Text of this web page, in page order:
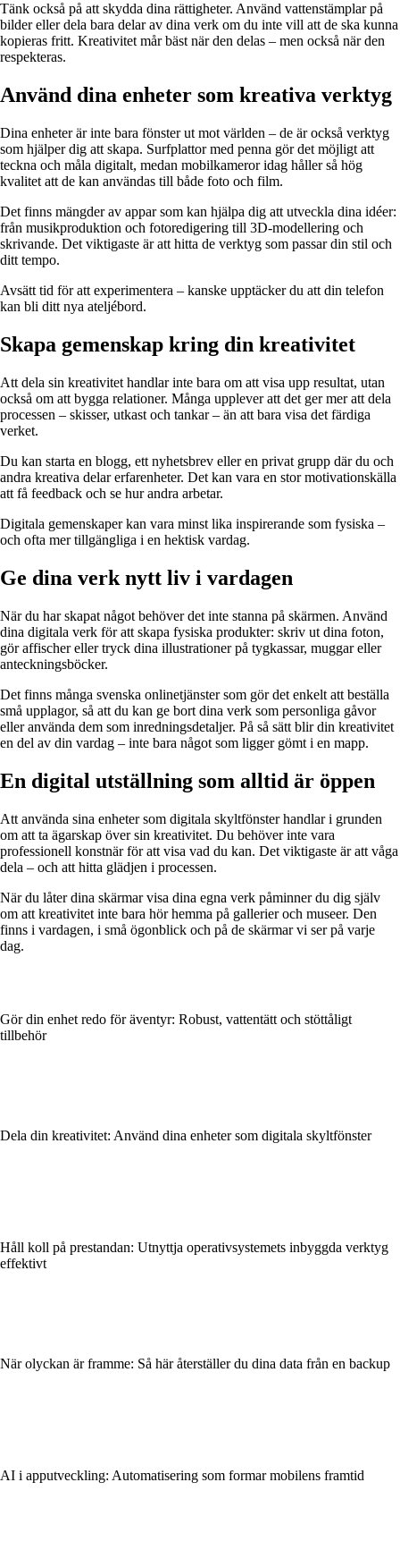
Tänk också på att skydda dina rättigheter. Använd vattenstämplar på
bilder eller dela bara delar av dina verk om du inte vill att de ska kunna
kopieras fritt. Kreativitet mår bäst när den delas – men också när den
respekteras.
Använd dina enheter som kreativa verktyg
Dina enheter är inte bara fönster ut mot världen – de är också verktyg
som hjälper dig att skapa. Surfplattor med penna gör det möjligt att
teckna och måla digitalt, medan mobilkameror idag håller så hög
kvalitet att de kan användas till både foto och film.
Det finns mängder av appar som kan hjälpa dig att utveckla dina idéer:
från musikproduktion och fotoredigering till 3D-modellering och
skrivande. Det viktigaste är att hitta de verktyg som passar din stil och
ditt tempo.
Avsätt tid för att experimentera – kanske upptäcker du att din telefon
kan bli ditt nya ateljébord.
Skapa gemenskap kring din kreativitet
Att dela sin kreativitet handlar inte bara om att visa upp resultat, utan
också om att bygga relationer. Många upplever att det ger mer att dela
processen – skisser, utkast och tankar – än att bara visa det färdiga
verket.
Du kan starta en blogg, ett nyhetsbrev eller en privat grupp där du och
andra kreativa delar erfarenheter. Det kan vara en stor motivationskälla
att få feedback och se hur andra arbetar.
Digitala gemenskaper kan vara minst lika inspirerande som fysiska –
och ofta mer tillgängliga i en hektisk vardag.
Ge dina verk nytt liv i vardagen
När du har skapat något behöver det inte stanna på skärmen. Använd
dina digitala verk för att skapa fysiska produkter: skriv ut dina foton,
gör affischer eller tryck dina illustrationer på tygkassar, muggar eller
anteckningsböcker.
Det finns många svenska onlinetjänster som gör det enkelt att beställa
små upplagor, så att du kan ge bort dina verk som personliga gåvor
eller använda dem som inredningsdetaljer. På så sätt blir din kreativitet
en del av din vardag – inte bara något som ligger gömt i en mapp.
En digital utställning som alltid är öppen
Att använda sina enheter som digitala skyltfönster handlar i grunden
om att ta ägarskap över sin kreativitet. Du behöver inte vara
professionell konstnär för att visa vad du kan. Det viktigaste är att våga
dela – och att hitta glädjen i processen.
När du låter dina skärmar visa dina egna verk påminner du dig själv
om att kreativitet inte bara hör hemma på gallerier och museer. Den
finns i vardagen, i små ögonblick och på de skärmar vi ser på varje
dag.
Gör din enhet redo för äventyr: Robust, vattentätt och stöttåligt
tillbehör
Dela din kreativitet: Använd dina enheter som digitala skyltfönster
Håll koll på prestandan: Utnyttja operativsystemets inbyggda verktyg
effektivt
När olyckan är framme: Så här återställer du dina data från en backup
AI i apputveckling: Automatisering som formar mobilens framtid